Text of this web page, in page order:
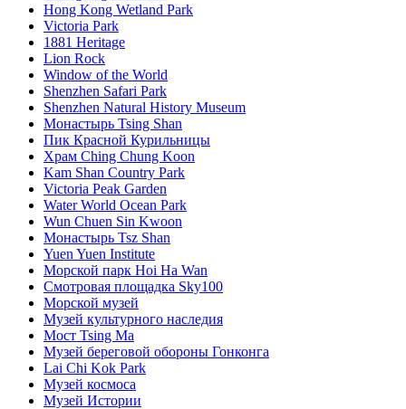
Hong Kong Wetland Park
Victoria Park
1881 Heritage
Lion Rock
Window of the World
Shenzhen Safari Park
Shenzhen Natural History Museum
Монастырь Tsing Shan
Пик Красной Курильницы
Храм Ching Chung Koon
Kam Shan Country Park
Victoria Peak Garden
Water World Ocean Park
Wun Chuen Sin Kwoon
Монастырь Tsz Shan
Yuen Yuen Institute
Морской парк Hoi Ha Wan
Смотровая площадка Sky100
Морской музей
Музей культурного наследия
Мост Tsing Ma
Музей береговой обороны Гонконга
Lai Chi Kok Park
Музей космоса
Музей Истории